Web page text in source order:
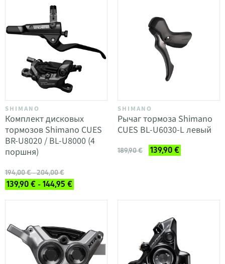
SHIMANO
Комплект дисковых
тормозов Shimano CUES
BR-U8020 / BL-U8000 (4
поршня)
194,00 € - 204,00 €
139,90 € - 144,95 €
SHIMANO
Рычаг тормоза Shimano
CUES BL-U6030-L левый
189,90 € 139,90 €